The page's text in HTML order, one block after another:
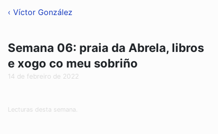
‹ Víctor González
Semana 06: praia da Abrela, libros
e xogo co meu sobriño
14 de febreiro de 2022
Lecturas desta semana.